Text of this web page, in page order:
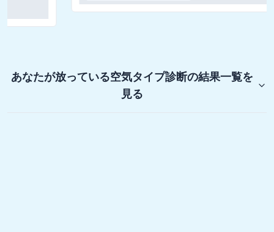
あなたが放っている空気タイプ診断の結果一覧を
見る